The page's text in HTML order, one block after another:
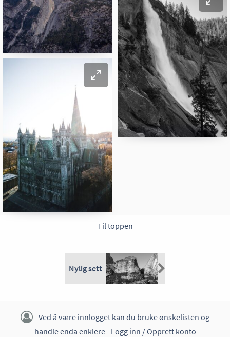
Til toppen
Nylig sett
Ved å være innlogget kan du bruke ønskelisten og
handle enda enklere - Logg inn / Opprett konto